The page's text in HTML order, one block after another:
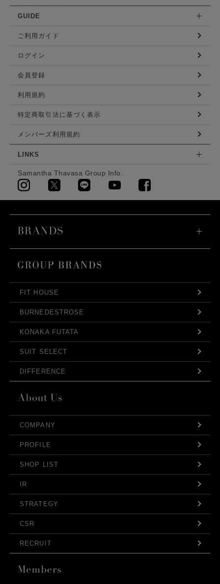
GUIDE
ご利用ガイド
ログイン
会員登録
利用規約
特定商取引法に基づく表示
メンバーズ利用規約
LINKS
Samantha Thavasa Group Info.
FIT HOUSE
BURNEDESTROSE
KONAKA FUTATA
SUIT SELECT
DIFFERENCE
COMPANY
PROFILE
SHOP LIST
IR
STRATEGY
CSR
RECRUIT